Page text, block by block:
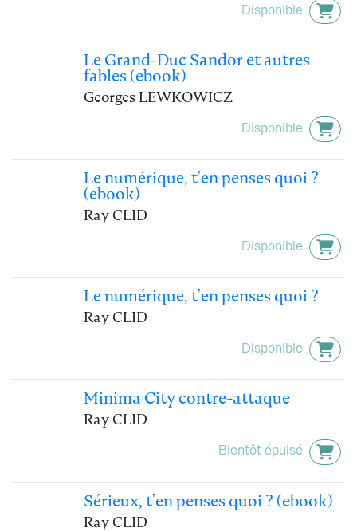
Disponible
Le Grand-Duc Sandor et autres
fables (ebook)
Georges LEWKOWICZ
Disponible
Le numérique, t'en penses quoi ?
(ebook)
Ray CLID
Disponible
Le numérique, t'en penses quoi ?
Ray CLID
Disponible
Minima City contre-attaque
Ray CLID
Bientôt épuisé
Sérieux, t'en penses quoi ? (ebook)
Ray CLID